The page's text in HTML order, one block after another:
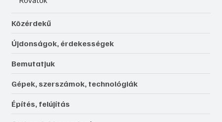
Közérdekű
Újdonságok, érdekességek
Bemutatjuk
Gépek, szerszámok, technológiák
Építés, felújítás